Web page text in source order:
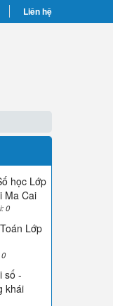
Liên hệ
học Lớp
Ma Cai
0
Lớp
số -
khái